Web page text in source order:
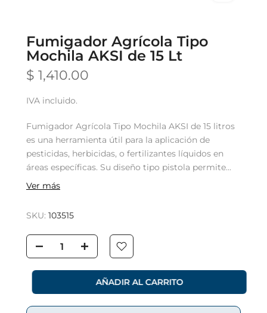
Fumigador Agrícola Tipo
Mochila AKSI de 15 Lt
$ 1,410.00
IVA incluido.
Fumigador Agrícola Tipo Mochila AKSI de 15 litros
es una herramienta útil para la aplicación de
pesticidas, herbicidas, o fertilizantes líquidos en
áreas específicas. Su diseño tipo pistola permite...
Ver más
SKU: 103515
AÑADIR AL CARRITO